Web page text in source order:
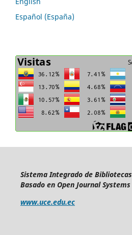
Español (España)
Sistema Integrado de Bibliotecas
Basado en Open Journal Systems
www.uce.edu.ec